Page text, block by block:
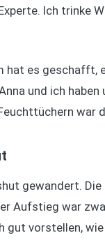
Ich trinke
hat es
und ich
war
gewandert.
Aufstieg war
gut vorstellen,